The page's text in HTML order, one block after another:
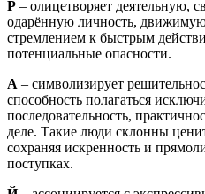
Р – олицетворяет деятельную,
одарённую личность,
стремлением к быстрым
потенциальные опасности.
А – символизирует
способность полагаться
последовательность,
деле. Такие люди склонны
сохраняя искренность и
поступках.